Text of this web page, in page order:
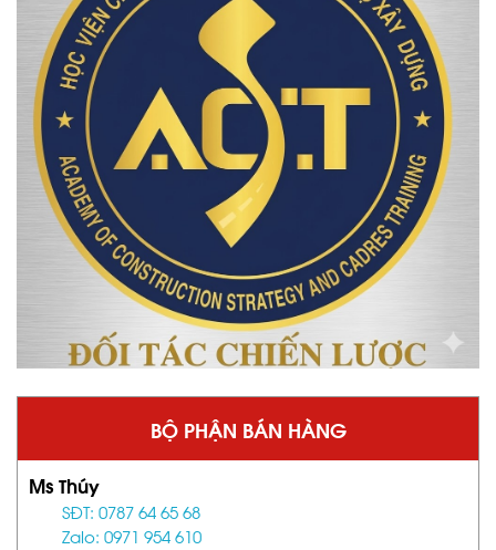
BỘ PHẬN BÁN HÀNG
Ms Thúy
SĐT: 0787 64 65 68
Zalo: 0971 954 610